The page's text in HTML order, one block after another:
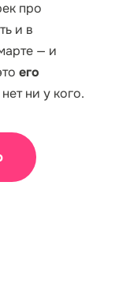
про
и в
— и
его
ни у кого.